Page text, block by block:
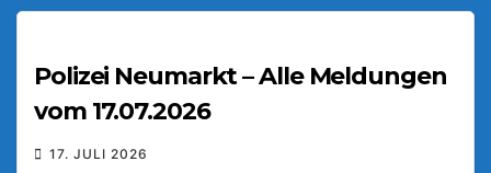
Polizei Neumarkt – Alle Meldungen
vom 17.07.2026
17. JULI 2026